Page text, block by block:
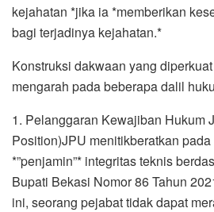
kejahatan *jika ia *memberikan
bagi terjadinya kejahatan.*
Konstruksi dakwaan yang
mengarah pada beberapa dalil
1. Pelanggaran Kewajiban Hukum
Position)JPU menitikberatkan
*”penjamin”* integritas teknis
Bupati Bekasi Nomor 86 Tahun
ini, seorang pejabat tidak dapat